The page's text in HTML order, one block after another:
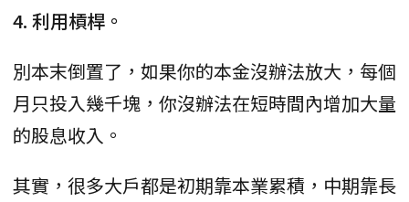
4. 利用槓桿。
別本末倒置了，如果你的本金沒辦法放大，每個
月只投入幾千塊，你沒辦法在短時間內增加大量
的股息收入。
其實，很多大戶都是初期靠本業累積，中期靠長